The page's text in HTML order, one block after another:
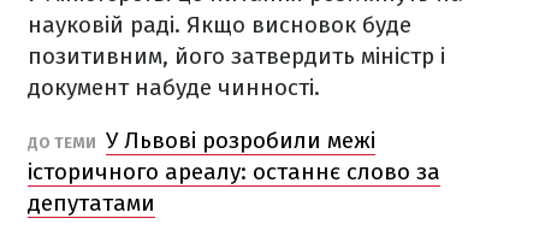
науковій раді. Якщо висновок буде
позитивним, його затвердить міністр і
документ набуде чинності.
ДО ТЕМИ У Львові розробили межі
історичного ареалу: останнє слово за
депутатами